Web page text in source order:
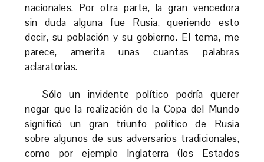
nacionales. Por otra parte, la gran vencedora
sin duda alguna fue Rusia, queriendo esto
decir, su población y su gobierno. El tema, me
parece, amerita unas cuantas palabras
aclaratorias.
Sólo un invidente político podría querer
negar que la realización de la Copa del Mundo
significó un gran triunfo político de Rusia
sobre algunos de sus adversarios tradicionales,
como por ejemplo Inglaterra (los Estados